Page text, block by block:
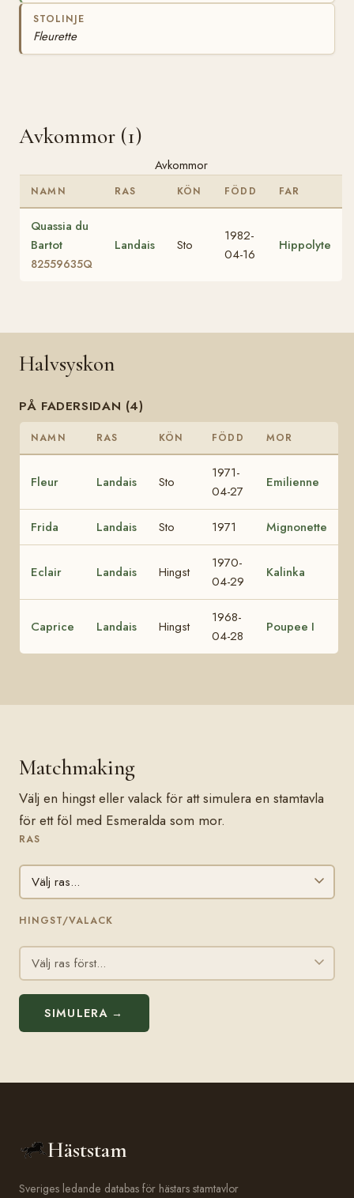
STOLINJE
Fleurette
Avkommor (1)
Avkommor
NAMN RAS KÖN FÖDD FAR
Quassia du
Bartot
82559635Q
Landais Sto
1982-
04-16
Hippolyte
Halvsyskon
PÅ FADERSIDAN (4)
NAMN RAS KÖN FÖDD MOR
Fleur Landais Sto
1971-
04-27
Emilienne
Frida Landais Sto 1971 Mignonette
Eclair Landais Hingst
1970-
04-29
Kalinka
Caprice Landais Hingst
1968-
04-28
Poupee I
Matchmaking
Välj en hingst eller valack för att simulera en stamtavla
för ett föl med Esmeralda som mor.
RAS
HINGST/VALACK
SIMULERA →
Häststam
Sveriges ledande databas för hästars stamtavlor